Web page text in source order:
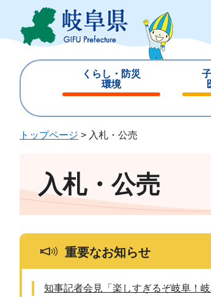
ジ
ュ
くらし・防災
環境
じ
じ
トップページ > 入札・公売
入札・公売
重要なお知らせ
知事記者会見「楽しすぎるぞ岐阜！